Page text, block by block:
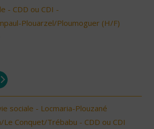
- CDD ou CDI -
Plouarzel/Ploumoguer (H/F)
sociale - Locmaria-Plouzané
Conquet/Trébabu - CDD ou CDI